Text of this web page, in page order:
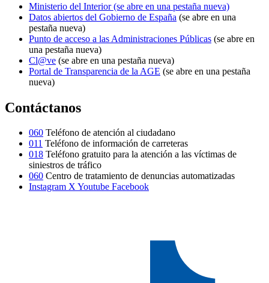
Ministerio del Interior(se abre en una pestaña nueva)
Datos abiertos del Gobierno de España (se abre en una
pestaña nueva)
Punto de acceso a las Administraciones Públicas (se abre en
una pestaña nueva)
Cl@ve (se abre en una pestaña nueva)
Portal de Transparencia de la AGE (se abre en una pestaña
nueva)
Contáctanos
060 Teléfono de atención al ciudadano
011 Teléfono de información de carreteras
018 Teléfono gratuito para la atención a las víctimas de
siniestros de tráfico
060 Centro de tratamiento de denuncias automatizadas
Instagram XYoutube Facebook